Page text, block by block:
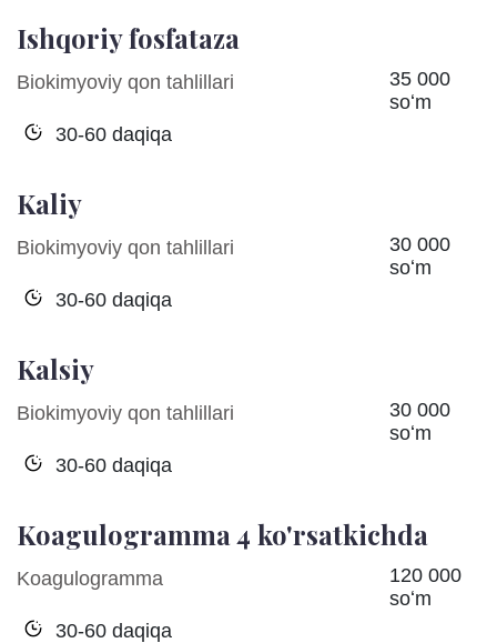
Ishqoriy fosfataza
Biokimyoviy qon tahlillari
30-60 daqiqa
35 000
soʻm
Kaliy
Biokimyoviy qon tahlillari
30-60 daqiqa
30 000
soʻm
Kalsiy
Biokimyoviy qon tahlillari
30-60 daqiqa
30 000
soʻm
Koagulogramma 4 ko'rsatkichda
Koagulogramma
30-60 daqiqa
120 000
soʻm